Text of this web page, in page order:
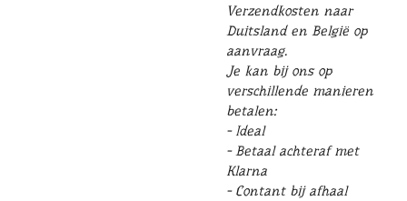
Verzendkosten naar
Duitsland en België op
aanvraag.
Je kan bij ons op
verschillende manieren
betalen:
- Ideal
- Betaal achteraf met
Klarna
- Contant bij afhaal